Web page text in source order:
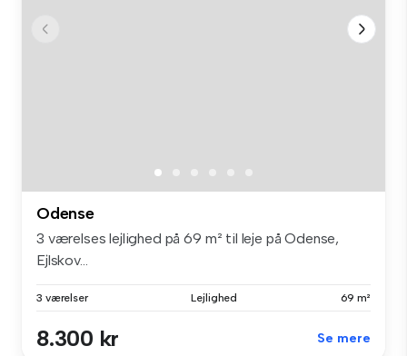
Odense
3 værelses lejlighed på 69 m² til leje på Odense,
Ejlskov...
3 værelser Lejlighed 69 m²
8.300 kr Se mere